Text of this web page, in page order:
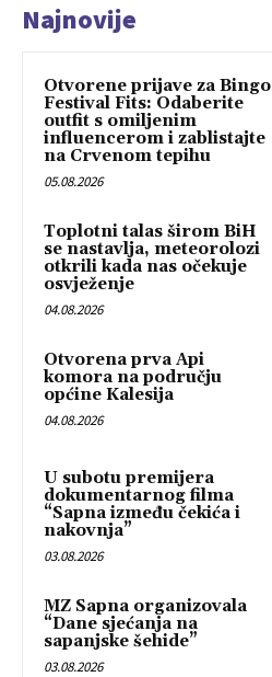
Najnovije
Otvorene prijave za Bingo
Festival Fits: Odaberite
outfit s omiljenim
influencerom i zablistajte
na Crvenom tepihu
05.08.2026
Toplotni talas širom BiH
se nastavlja, meteorolozi
otkrili kada nas očekuje
osvježenje
04.08.2026
Otvorena prva Api
komora na području
općine Kalesija
04.08.2026
U subotu premijera
dokumentarnog filma
“Sapna između čekića i
nakovnja”
03.08.2026
MZ Sapna organizovala
“Dane sjećanja na
sapanjske šehide”
03.08.2026